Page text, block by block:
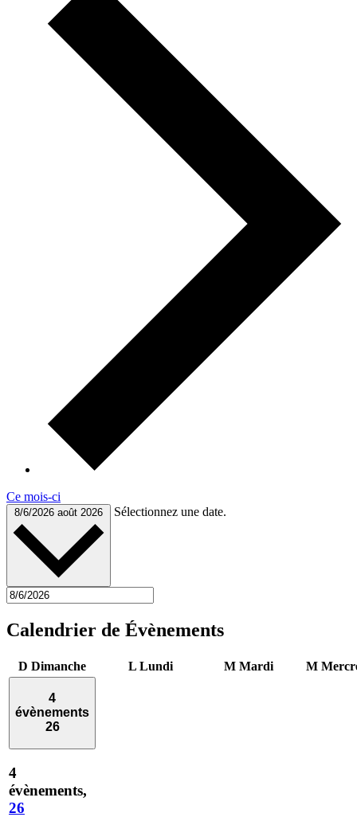
Ce mois-ci
8/6/2026 août 2026 Sélectionnez une date.
Calendrier de Évènements
D Dimanche L Lundi M Mardi M
4
évènements
26
4
évènements,
26